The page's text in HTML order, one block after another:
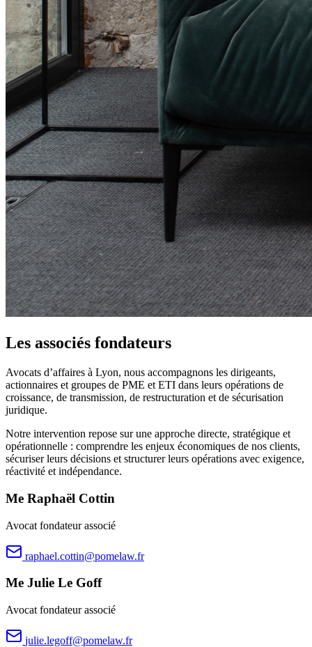
Les associés fondateurs
Avocats d’affaires à Lyon, nous accompagnons les dirigeants,
actionnaires et groupes de PME et ETI dans leurs opérations de
croissance, de transmission, de restructuration et de sécurisation
juridique.
Notre intervention repose sur une approche directe, stratégique et
opérationnelle : comprendre les enjeux économiques de nos clients,
sécuriser leurs décisions et structurer leurs opérations avec exigence,
réactivité et indépendance.
Me Raphaël Cottin
Avocat fondateur associé
raphael.cottin@pomelaw.fr
Me Julie Le Goff
Avocat fondateur associé
julie.legoff@pomelaw.fr